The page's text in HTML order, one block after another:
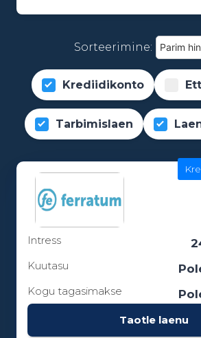
Sorteerimine:
Krediidikonto
Tarbimislaen
Intress
Kuutasu
Kogu tagasimakse
Taotle laenu